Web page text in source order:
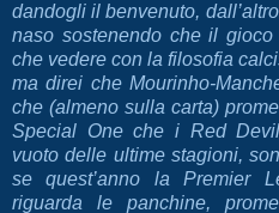
dandogli il benvenuto,
naso sostenendo che il
che vedere con la filosofia
ma direi che Mourinho-
che (almeno sulla carta)
Special One che i Red
vuoto delle ultime stagioni,
se quest’anno la Premier
riguarda le panchine,